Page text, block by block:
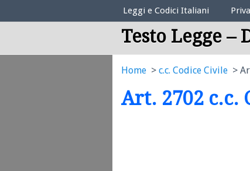
Elenco Codici Legali
Leggi e Codici Italiani
Testo Legge –
Home c.c. Codice Civile
Art. 2702 c.c.